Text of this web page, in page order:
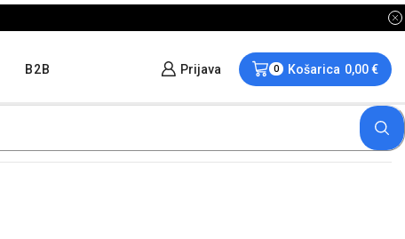
B2B Prijava 0 Košarica 0,00€